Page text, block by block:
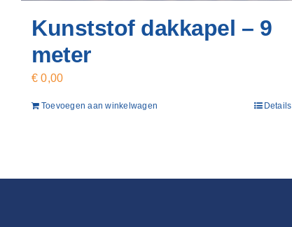
Kunststof dakkapel – 9
meter
€ 0,00
Toevoegen aan winkelwagen Details